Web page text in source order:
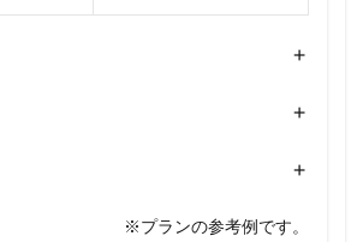
+
+
+
※プランの参考例です。